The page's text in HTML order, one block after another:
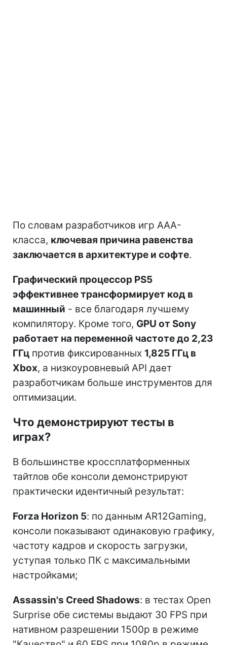
По словам разработчиков игр AAA-
класса, ключевая причина равенства
заключается в архитектуре и софте.
Графический процессор PS5
эффективнее трансформирует код в
машинный - все благодаря лучшему
компилятору. Кроме того, GPU от Sony
работает на переменной частоте до 2,23
ГГц против фиксированных 1,825 ГГц в
Xbox, а низкоуровневый API дает
разработчикам больше инструментов для
оптимизации.
Что демонстрируют тесты в
играх?
В большинстве кроссплатформенных
тайтлов обе консоли демонстрируют
практически идентичный результат:
Forza Horizon 5: по данным AR12Gaming,
консоли показывают одинаковую графику,
частоту кадров и скорость загрузки,
уступая только ПК с максимальными
настройками;
Assassin's Creed Shadows: в тестах Open
Surprise обе системы выдают 30 FPS при
нативном разрешении 1500p в режиме